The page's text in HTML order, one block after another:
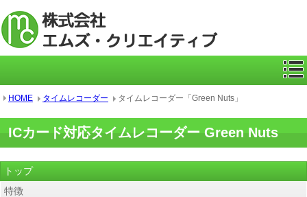
HOME タイムレコーダー タイムレコーダー「Green Nuts」
ICカード対応タイムレコーダー Green Nuts
トップ
特徴